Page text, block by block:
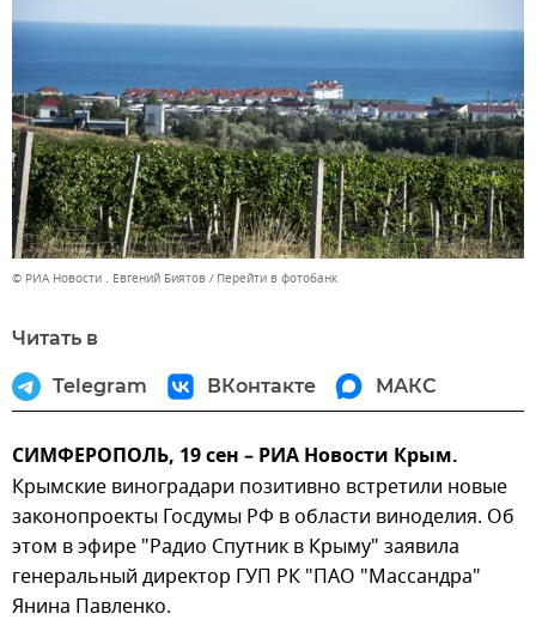
© РИА Новости . Евгений Биятов Перейти в фотобанк
Читать в
Telegram ВКонтакте МАКС
СИМФЕРОПОЛЬ, 19 сен – РИА Новости Крым.
Крымские виноградари позитивно встретили новые
законопроекты Госдумы РФ в области виноделия. Об
этом в эфире "Радио Спутник в Крыму" заявила
генеральный директор ГУП РК "ПАО "Массандра"
Янина Павленко.